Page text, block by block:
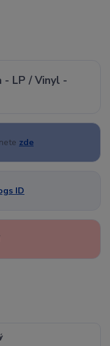
- LP / Vinyl -
zde
ID